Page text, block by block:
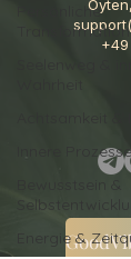
Persönliche
Transformation
Achtsamkeit &
Innere Prozesse
Energie &
+49